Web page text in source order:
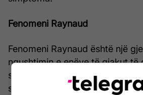
Fenomeni Raynaud
Fenomeni Raynaud është një
ngushtimin e enëve të gjakut të
si përgjigje ndaj temperaturave
stresit. Kur enët e gjakut